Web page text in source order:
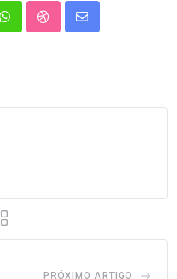
WhatsappStumbleUpon
Share
PRÓXIMO ARTIGO